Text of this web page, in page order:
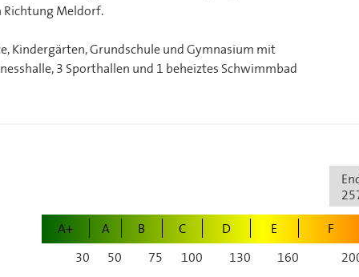
Richtung Meldorf.
Kindergärten, Grundschule und Gymnasium mit
3 Sporthallen und 1 beheiztes Schwimmbad
A+ A B C D E F
30 50 75 100 130 160